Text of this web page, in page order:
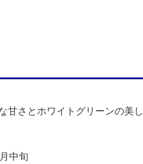
甘さとホワイトグリーンの美し
中旬